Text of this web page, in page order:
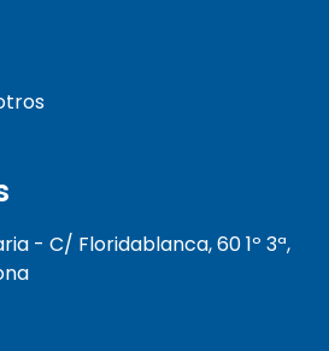
- C/ Floridablanca, 60 1º 3ª,